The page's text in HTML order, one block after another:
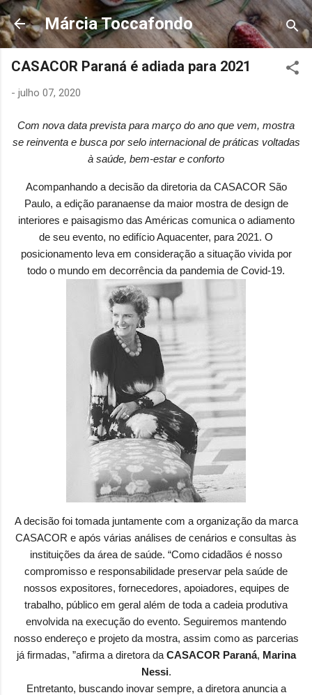
Pular para o conteúdo principal
Márcia Toccafondo
CASACOR Paraná é adiada para 2021
- julho 07, 2020
Com nova data prevista para março do ano que vem, mostra
se reinventa e busca por selo internacional de práticas voltadas
à saúde, bem-estar e conforto
Acompanhando a decisão da diretoria da CASACOR São
Paulo, a edição paranaense da maior mostra de design de
interiores e paisagismo das Américas comunica o adiamento
de seu evento, no edifício Aquacenter, para 2021. O
posicionamento leva em consideração a situação vivida por
todo o mundo em decorrência da pandemia de Covid-19.
A decisão foi tomada juntamente com a organização da marca
CASACOR e após várias análises de cenários e consultas às
instituições da área de saúde. “Como cidadãos é nosso
compromisso e responsabilidade preservar pela saúde de
nossos expositores, fornecedores, apoiadores, equipes de
trabalho, público em geral além de toda a cadeia produtiva
envolvida na execução do evento. Seguiremos mantendo
nosso endereço e projeto da mostra, assim como as parcerias
já firmadas, ”afirma a diretora da CASACOR Paraná, Marina
Nessi.
Entretanto, buscando inovar sempre, a diretora anuncia a